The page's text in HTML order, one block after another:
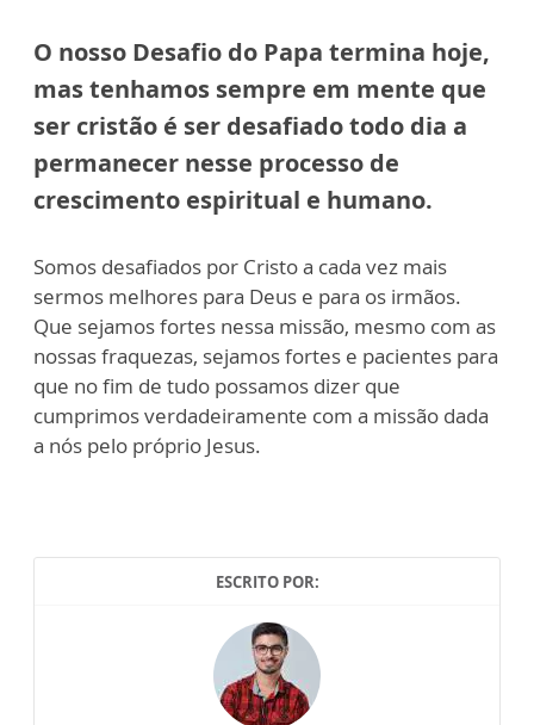
O nosso Desafio do Papa termina hoje,
mas tenhamos sempre em mente que
ser cristão é ser desafiado todo dia a
permanecer nesse processo de
crescimento espiritual e humano.
Somos desafiados por Cristo a cada vez mais
sermos melhores para Deus e para os irmãos.
Que sejamos fortes nessa missão, mesmo com as
nossas fraquezas, sejamos fortes e pacientes para
que no fim de tudo possamos dizer que
cumprimos verdadeiramente com a missão dada
a nós pelo próprio Jesus.
ESCRITO POR: